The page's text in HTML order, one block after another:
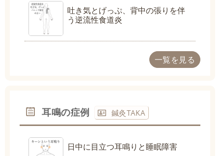
吐き気とげっぷ、背中の張りを伴
う逆流性食道炎
一覧を見る
耳鳴の症例 鍼灸TAKA
日中に目立つ耳鳴りと睡眠障害